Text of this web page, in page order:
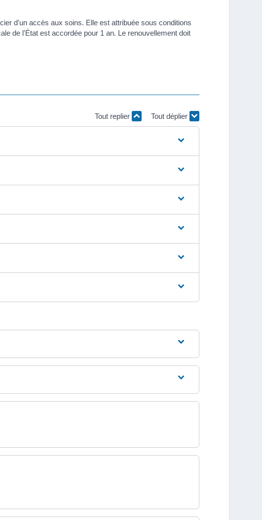
d'un accès aux soins. Elle est attribuée sous conditions
de l'État est accordée pour 1 an. Le renouvellement doit
Tout replier Tout déplier